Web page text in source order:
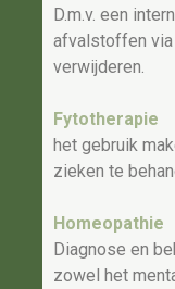
D.m.v. een
afvalstoffen via
verwijderen.
Fytotherapie
het gebruik
zieken te
Homeopathie
Diagnose en
zowel het